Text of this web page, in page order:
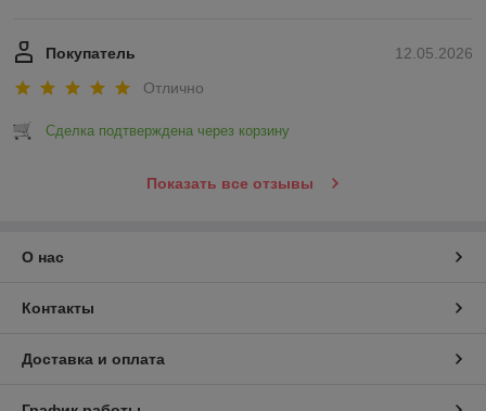
12.05.2026
Покупатель
Отлично
Сделка подтверждена через корзину
Показать все отзывы
О нас
Контакты
Доставка и оплата